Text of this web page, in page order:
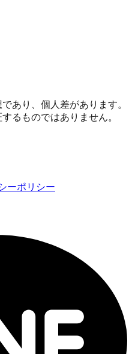
あり、個人差があります。
るものではありません。
ーポリシー